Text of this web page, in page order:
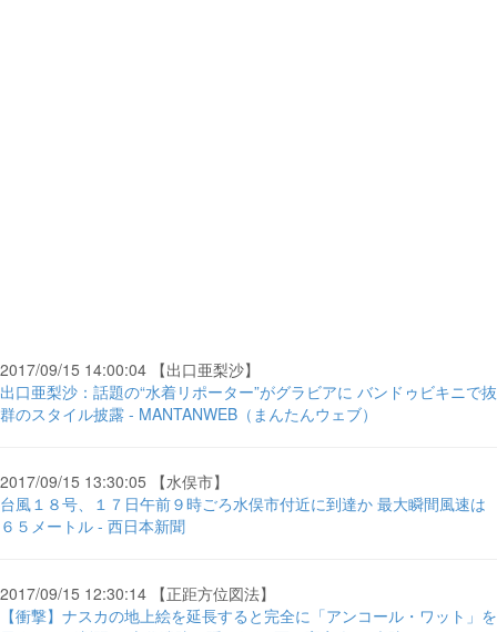
2017/09/15 14:00:04 【出口亜梨沙】
出口亜梨沙：話題の“水着リポーター”がグラビアに バンドゥビキニで抜
群のスタイル披露 - MANTANWEB（まんたんウェブ）
2017/09/15 13:30:05 【水俣市】
台風１８号、１７日午前９時ごろ水俣市付近に到達か 最大瞬間風速は
６５メートル - 西日本新聞
2017/09/15 12:30:14 【正距方位図法】
【衝撃】ナスカの地上絵を延長すると完全に「アンコール・ワット」を